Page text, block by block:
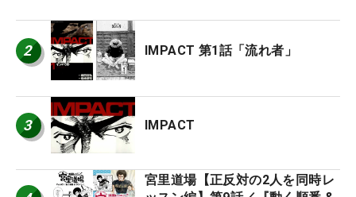
2 IMPACT 第1話「流れ者」
3 IMPACT
宮里道場【正反対の2人を同時レ